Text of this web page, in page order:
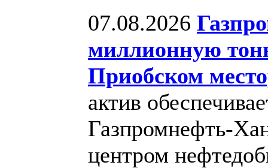
07.08.2026
миллионную
Приобском
актив
Газпромнефть-
центром